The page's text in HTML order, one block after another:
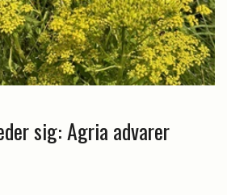
sig: Agria advarer